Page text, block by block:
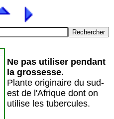
Ne pas utiliser pendant
la grossesse.
Plante originaire du sud-
est de l'Afrique dont on
utilise les tubercules.